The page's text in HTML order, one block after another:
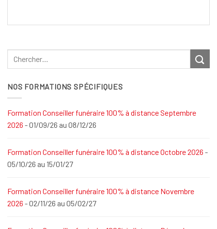
NOS FORMATIONS SPÉCIFIQUES
Formation Conseiller funéraire 100% à distance Septembre
2026 - 01/09/26 au 08/12/26
Formation Conseiller funéraire 100% à distance Octobre 2026 -
05/10/26 au 15/01/27
Formation Conseiller funéraire 100% à distance Novembre
2026 - 02/11/26 au 05/02/27